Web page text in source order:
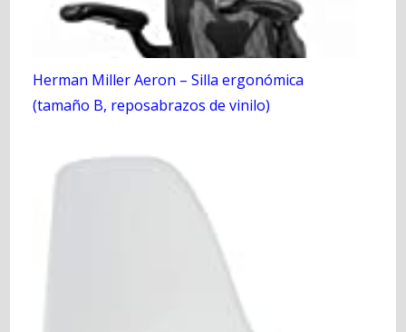
Herman Miller Aeron – Silla ergonómica
(tamaño B, reposabrazos de vinilo)